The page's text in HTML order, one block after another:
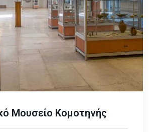
Μουσείο Κομοτηνής